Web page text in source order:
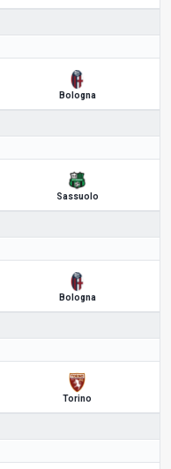
Bologna
Sassuolo
Bologna
Torino